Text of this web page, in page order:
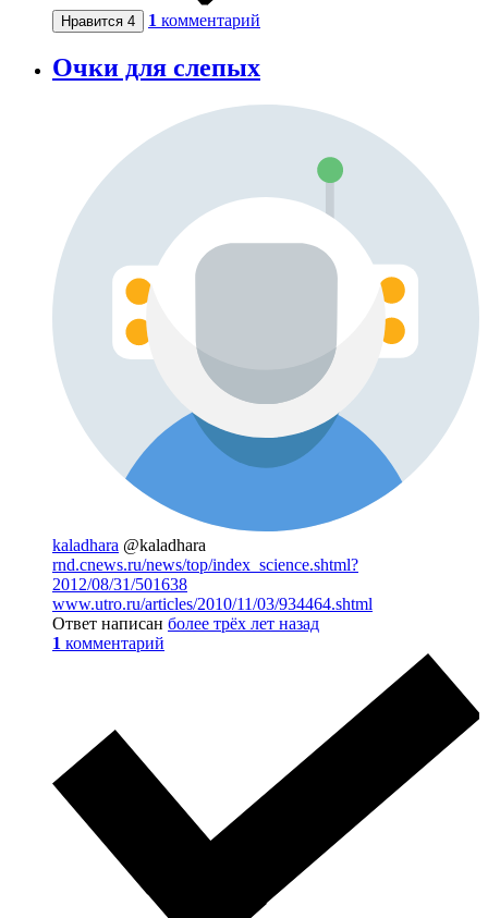
Нравится 4 1 комментарий
Очки для слепых
kaladhara @kaladhara
rnd.cnews.ru/news/top/index_science.shtml?
2012/08/31/501638
www.utro.ru/articles/2010/11/03/934464.shtml
Ответ написан более трёх лет назад
1 комментарий